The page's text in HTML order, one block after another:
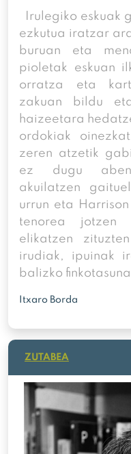
Irulegiko eskuak
ezkutua iratzar
buruan eta
pioletak eskuan
orratza eta
zakuan bildu
haizeetara
ordokiak
zeren atzetik
ez dugu
akuilatzen
urrun eta
tenorea jotzen
elikatzen
irudiak, ipuinak
balizko
Itxaro Borda
ZUTABEA